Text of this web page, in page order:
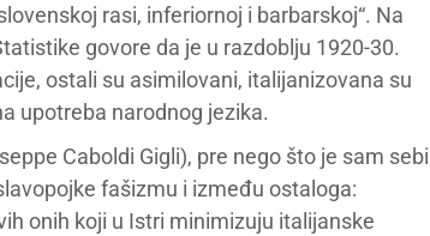
rasi, inferiornoj i barbarskoj“. Na
govore da je u razdoblju 1920-30.
ostali su asimilovani, italijanizovana su
upotreba narodnog jezika.
Caboldi Gigli), pre nego što je sam sebi
fašizmu i između ostaloga:
onih koji u Istri minimizuju italijanske